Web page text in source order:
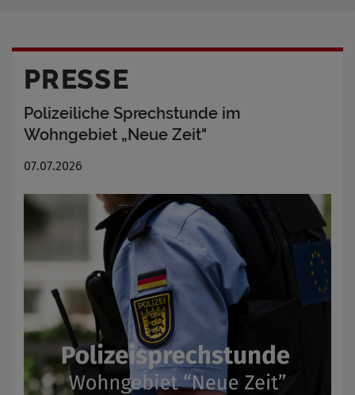
PRESSE
Polizeiliche Sprechstunde im
Wohngebiet „Neue Zeit"
07.07.2026